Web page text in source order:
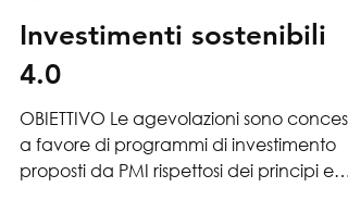
12 mar 2025
News
Investimenti sostenibili
4.0
OBIETTIVO Le agevolazioni sono